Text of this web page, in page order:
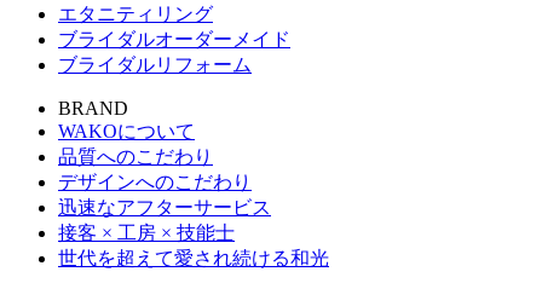
エタニティリング
ブライダルオーダーメイド
ブライダルリフォーム
BRAND
WAKOについて
品質へのこだわり
デザインへのこだわり
迅速なアフターサービス
接客 × 工房 × 技能士
世代を超えて愛され続ける和光